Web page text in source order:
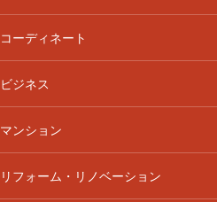
コーディネート
ビジネス
マンション
リフォーム・リノベーション